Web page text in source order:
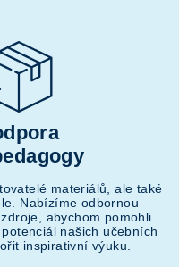
materiálů, ale také
Nabízíme odbornou
abychom pomohli
našich učebních
inspirativní výuku.